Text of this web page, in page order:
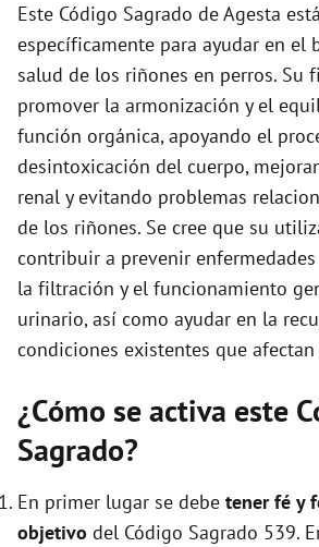
e
o
Este Código Sagrado de Agesta
específicamente para ayudar en el
salud de los riñones en perros. Su
promover la armonización y el
función orgánica, apoyando el
desintoxicación del cuerpo,
renal y evitando problemas
de los riñones. Se cree que su
contribuir a prevenir
la filtración y el funcionamiento
urinario, así como ayudar en la
condiciones existentes que afectan
¿Cómo se activa este
Sagrado?
En primer lugar se debe tener fé y
objetivo del Código Sagrado 539.